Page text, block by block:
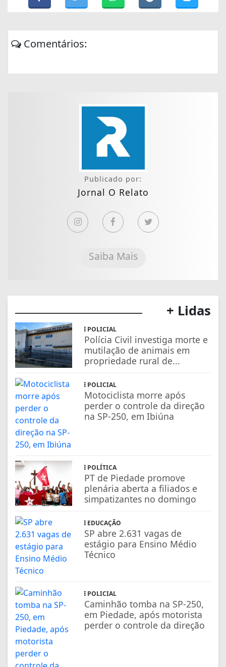
Comentários:
Publicado por:
Jornal O Relato
Saiba Mais
+ Lidas
POLICIAL
Polícia Civil investiga morte e
mutilação de animais em
propriedade rural de...
POLICIAL
Motociclista morre após
perder o controle da direção
na SP-250, em Ibiúna
POLÍTICA
PT de Piedade promove
plenária aberta a filiados e
simpatizantes no domingo
EDUCAÇÃO
SP abre 2.631 vagas de
estágio para Ensino Médio
Técnico
POLICIAL
Caminhão tomba na SP-250,
em Piedade, após motorista
perder o controle da direção